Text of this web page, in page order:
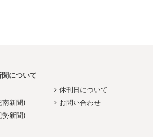
について
南新聞)
勢新聞)
休刊日について
お問い合わせ